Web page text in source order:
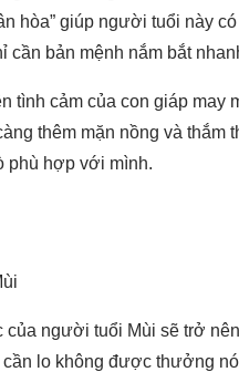
hòa” giúp người tuổi này
cần bản mệnh nắm bắt
tình cảm của con giáp may
thêm mặn nồng và
phù hợp với mình.
của người tuổi Mùi sẽ trở
cần lo không được thưởng